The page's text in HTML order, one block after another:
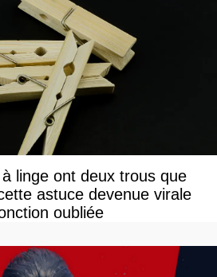
linge ont deux trous que
astuce devenue virale
oubliée